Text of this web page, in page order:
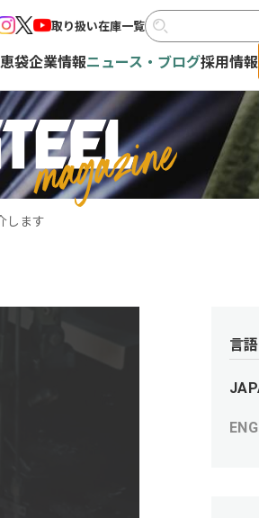
袋企業情報ニュース・ブログ採用情報
取り扱い在庫一覧
します
言